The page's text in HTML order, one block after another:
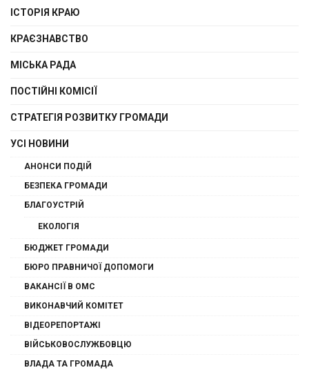
ІСТОРІЯ КРАЮ
КРАЄЗНАВСТВО
МІСЬКА РАДА
ПОСТІЙНІ КОМІСІЇ
СТРАТЕГІЯ РОЗВИТКУ ГРОМАДИ
УСІ НОВИНИ
АНОНСИ ПОДІЙ
БЕЗПЕКА ГРОМАДИ
БЛАГОУСТРІЙ
ЕКОЛОГІЯ
БЮДЖЕТ ГРОМАДИ
БЮРО ПРАВНИЧОЇ ДОПОМОГИ
ВАКАНСІЇ В ОМС
ВИКОНАВЧИЙ КОМІТЕТ
ВІДЕОРЕПОРТАЖІ
ВІЙСЬКОВОСЛУЖБОВЦЮ
ВЛАДА ТА ГРОМАДА